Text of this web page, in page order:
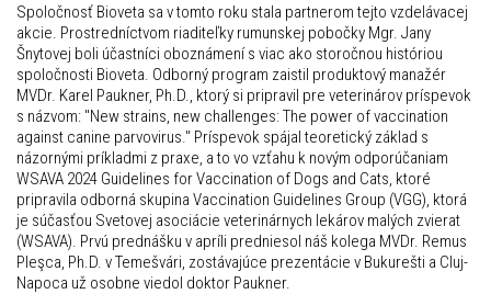
Spoločnosť Bioveta sa v tomto roku stala partnerom tejto vzdelávacej
akcie. Prostredníctvom riaditeľky rumunskej pobočky Mgr. Jany
Šnytovej boli účastníci oboznámení s viac ako storočnou históriou
spoločnosti Bioveta. Odborný program zaistil produktový manažér
MVDr. Karel Paukner, Ph.D., ktorý si pripravil pre veterinárov príspevok
s názvom: "New strains, new challenges: The power of vaccination
against canine parvovirus." Príspevok spájal teoretický základ s
názornými príkladmi z praxe, a to vo vzťahu k novým odporúčaniam
WSAVA 2024 Guidelines for Vaccination of Dogs and Cats, ktoré
pripravila odborná skupina Vaccination Guidelines Group (VGG), ktorá
je súčasťou Svetovej asociácie veterinárnych lekárov malých zvierat
(WSAVA). Prvú prednášku v apríli predniesol náš kolega MVDr. Remus
Pleşca, Ph.D. v Temešvári, zostávajúce prezentácie v Bukurešti a Cluj-
Napoca už osobne viedol doktor Paukner.